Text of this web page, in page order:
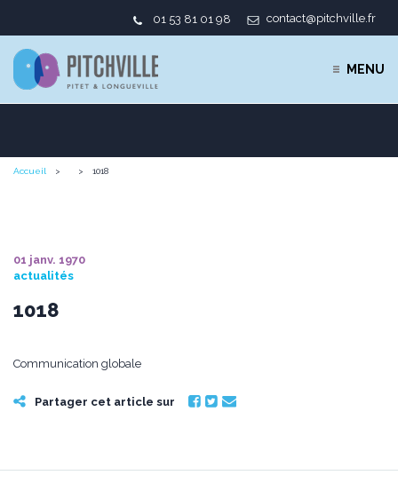
01 53 81 01 98 contact@pitchville.fr
MENU
Accueil 1018
01 janv. 1970
actualités
1018
Communication globale
Partager cet article sur